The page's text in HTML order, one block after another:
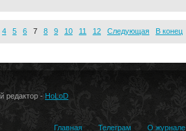
4 5 6 7 8 9 10 11 12 Следующая В конец
редактор - HoLoD
Главная Телеграм О журнале